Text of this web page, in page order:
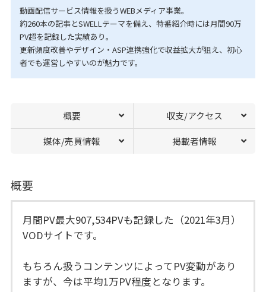
動画配信サービス情報を扱うWEBメディア事業。
約260本の記事とSWELLテーマを備え、特番紹介時には月間90万
PV超を記録した実績あり。
更新頻度改善やデザイン・ASP連携強化で収益拡大が狙え、初心
者でも運営しやすいのが魅力です。
概要 収支/アクセス
媒体/売買情報 掲載者情報
概要
月間PV最大907,534PVも記録した（2021年3月）
VODサイトです。
もちろん扱うコンテンツによってPV変動があり
ますが、今は平均1万PV程度となります。